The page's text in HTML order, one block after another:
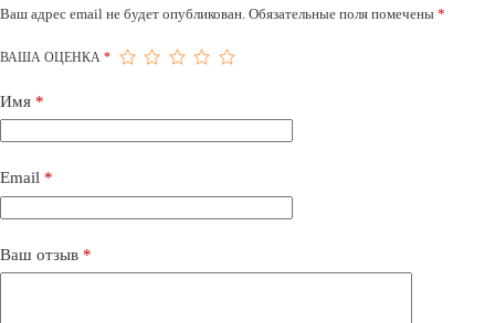
Ваш адрес email не будет опубликован. Обязательные поля помечены *
ВАША ОЦЕНКА *
Имя *
Email *
Ваш отзыв *